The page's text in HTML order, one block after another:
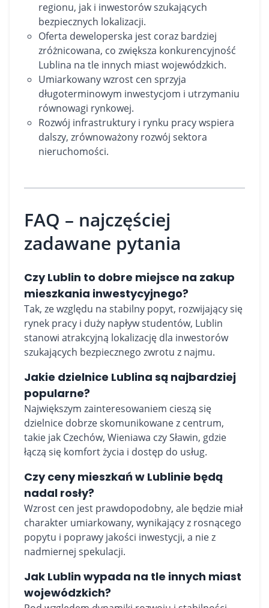
regionu, jak i inwestorów szukających
bezpiecznych lokalizacji.
Oferta deweloperska jest coraz bardziej
zróżnicowana, co zwiększa konkurencyjność
Lublina na tle innych miast wojewódzkich.
Umiarkowany wzrost cen sprzyja
długoterminowym inwestycjom i utrzymaniu
równowagi rynkowej.
Rozwój infrastruktury i rynku pracy wspiera
dalszy, zrównoważony rozwój sektora
nieruchomości.
FAQ – najczęściej
zadawane pytania
Czy Lublin to dobre miejsce na zakup
mieszkania inwestycyjnego?
Tak, ze względu na stabilny popyt, rozwijający się
rynek pracy i duży napływ studentów, Lublin
stanowi atrakcyjną lokalizację dla inwestorów
szukających bezpiecznego zwrotu z najmu.
Jakie dzielnice Lublina są najbardziej
popularne?
Największym zainteresowaniem cieszą się
dzielnice dobrze skomunikowane z centrum,
takie jak Czechów, Wieniawa czy Sławin, gdzie
łączą się komfort życia i dostęp do usług.
Czy ceny mieszkań w Lublinie będą
nadal rosły?
Wzrost cen jest prawdopodobny, ale będzie miał
charakter umiarkowany, wynikający z rosnącego
popytu i poprawy jakości inwestycji, a nie z
nadmiernej spekulacji.
Jak Lublin wypada na tle innych miast
wojewódzkich?